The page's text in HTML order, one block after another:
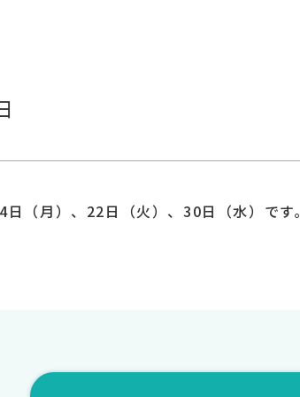
（月）、22日（火）、30日（水）です。